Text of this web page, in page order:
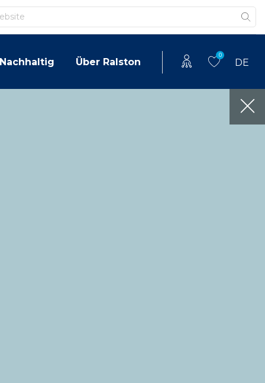
Nachhaltig Über Ralston
0
DE